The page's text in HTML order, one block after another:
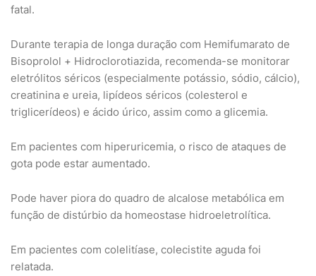
fatal.
Durante terapia de longa duração com Hemifumarato de
Bisoprolol + Hidroclorotiazida, recomenda-se monitorar
eletrólitos séricos (especialmente potássio, sódio, cálcio),
creatinina e ureia, lipídeos séricos (colesterol e
triglicerídeos) e ácido úrico, assim como a glicemia.
Em pacientes com hiperuricemia, o risco de ataques de
gota pode estar aumentado.
Pode haver piora do quadro de alcalose metabólica em
função de distúrbio da homeostase hidroeletrolítica.
Em pacientes com colelitíase, colecistite aguda foi
relatada.